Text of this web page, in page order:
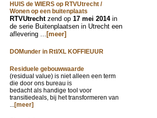
HUIS de WIERS op RTVUtrecht /
Wonen op een buitenplaats
RTVUtrechtzend op 17 mei 2014 in
de serie Buitenplaatsen in Utrecht een
aflevering ... [meer]
DOMunder in Rtl/XL KOFFIEUUR
Residuele gebouwwaarde
(residual value) is niet alleen een term
die door ons bureau is
bedacht als handige tool voor
transitiedeals, bij het transformeren van
...[meer]